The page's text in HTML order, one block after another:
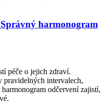
harmonogram
péče o jejich zdraví.
pravidelných intervalech,
odčervení zajistí,